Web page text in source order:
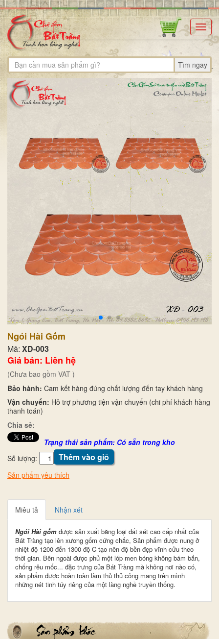
Tìm ngay
Ngói Hài Gốm
Mã: XD-003
Giá bán: Liên hệ
(Chưa bao gồm VAT )
Bảo hành: Cam kết hàng đúng chất lượng đến tay khách hàng
Vận chuyển: Hỗ trợ phương tiện vận chuyển (chi phí khách hàng
thanh toán)
Chia sẻ:
Trạng thái sản phẩm: Có sẵn trong kho
Số lượng:
Thêm vào giỏ
Sản phẩm yêu thích
Miêu tả Nhận xét
Ngói Hài gốm được sản xuất bằng loại đất sét cao cấp nhất của
Bát Tràng tạo lên xương gốm cứng chắc, Sản phẩm được nung ở
nhiệt độ 1200 đến 1300 độ C tạo nên độ bền đẹp vĩnh cửu theo
thời gian. Bên ngoài được phủ một lớp men bóng không bám bẩn,
chống rêu mốc... đặc trưng của Bát Tràng mà không nơi nào có,
sản phẩm được hoàn toàn làm thủ thủ công mang trên mình
những nét tinh túy riêng của một làng nghề truyền thống.